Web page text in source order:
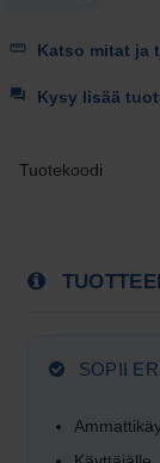
Katso mitat ja
Kysy lisää
Tuotekoodi
SOPII